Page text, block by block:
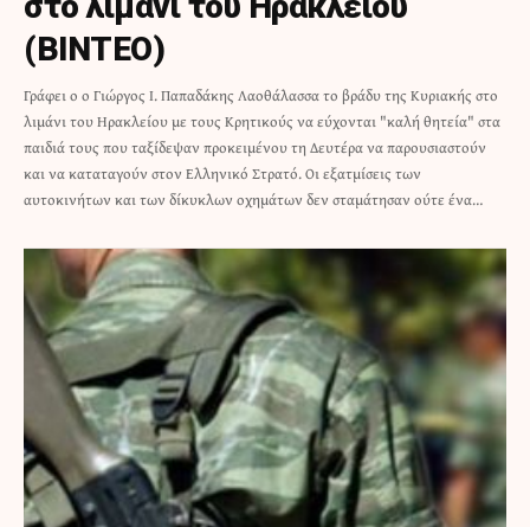
(ΒΙΝΤΕΟ)
Γράφει ο ο Γιώργος I. Παπαδάκης Λαοθάλασσα το βράδυ της Κυριακής στο
λιμάνι του Ηρακλείου με τους Κρητικούς να εύχονται "καλή θητεία" στα
παιδιά τους που ταξίδεψαν προκειμένου τη Δευτέρα να παρουσιαστούν
και να καταταγούν στον Ελληνικό Στρατό. Οι εξατμίσεις των
αυτοκινήτων και των δίκυκλων οχημάτων δεν σταμάτησαν ούτε ένα…